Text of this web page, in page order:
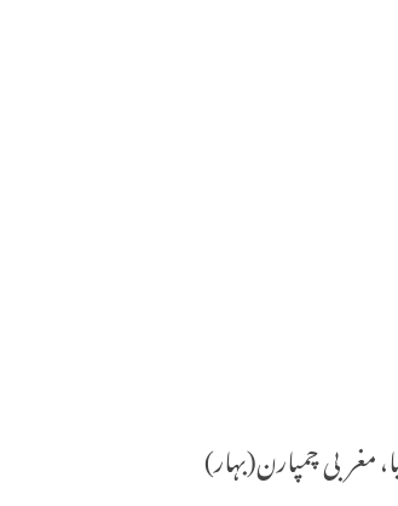
مغربی چمپارن(بہار)